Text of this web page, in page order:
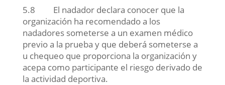
5.8 El nadador declara conocer que la
organización ha recomendado a los
nadadores someterse a un examen médico
previo a la prueba y que deberá someterse a
u chequeo que proporciona la organización y
acepa como participante el riesgo derivado de
la actividad deportiva.